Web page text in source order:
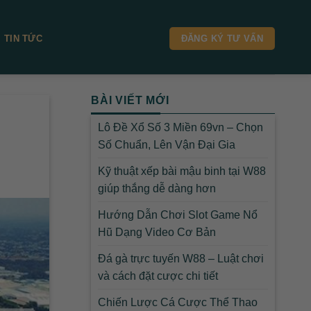
TIN TỨC ĐĂNG KÝ TƯ VẤN
BÀI VIẾT MỚI
Lô Đề Xổ Số 3 Miền 69vn – Chọn
Số Chuẩn, Lên Vận Đại Gia
Kỹ thuật xếp bài mậu binh tại W88
giúp thắng dễ dàng hơn
Hướng Dẫn Chơi Slot Game Nổ
Hũ Dạng Video Cơ Bản
Đá gà trực tuyến W88 – Luật chơi
và cách đặt cược chi tiết
Chiến Lược Cá Cược Thể Thao